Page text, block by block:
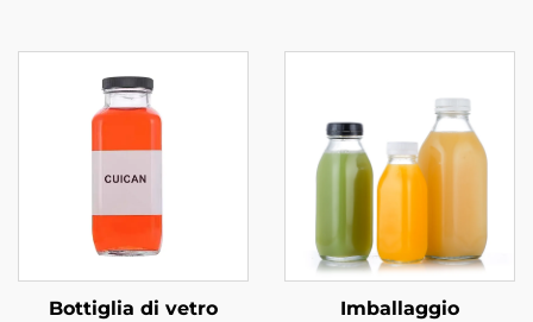
Bottiglia di vetro
Imballaggio